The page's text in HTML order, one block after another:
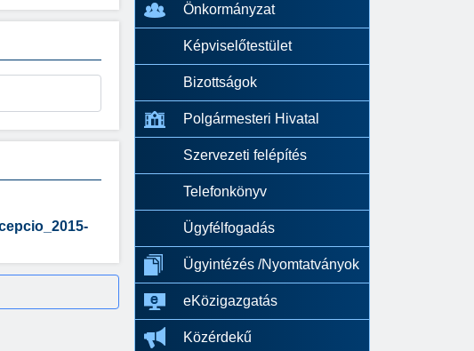
Önkormányzat
Képviselőtestület
Bizottságok
Polgármesteri Hivatal
Szervezeti felépítés
Telefonkönyv
Ügyfélfogadás
Ügyintézés /Nyomtatványok
eKözigazgatás
Közérdekű